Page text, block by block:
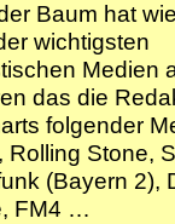
Baum hat
wichtigsten
Medien
das die
folgender
Rolling Stone,
(Bayern 2),
FM4 …